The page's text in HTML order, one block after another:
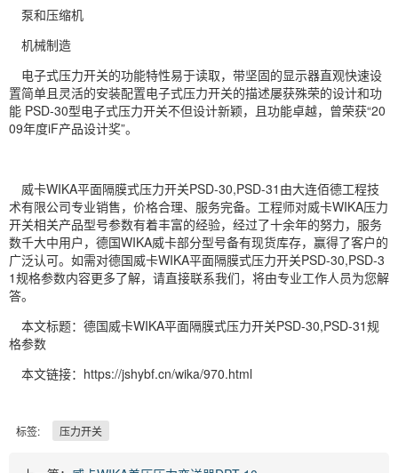
泵和压缩机
机械制造
电子式压力开关的功能特性易于读取，带坚固的显示器直观快速设
置简单且灵活的安装配置电子式压力开关的描述屡获殊荣的设计和功
能 PSD-30型电子式压力开关不但设计新颖，且功能卓越，曾荣获“20
09年度iF产品设计奖”。
威卡WIKA平面隔膜式压力开关PSD-30,PSD-31由大连佰德工程技
术有限公司专业销售，价格合理、服务完备。工程师对威卡WIKA压力
开关相关产品型号参数有着丰富的经验，经过了十余年的努力，服务
数千大中用户，德国WIKA威卡部分型号备有现货库存，赢得了客户的
广泛认可。如需对德国威卡WIKA平面隔膜式压力开关PSD-30,PSD-3
1规格参数内容更多了解，请直接联系我们，将由专业工作人员为您解
答。
本文标题：德国威卡WIKA平面隔膜式压力开关PSD-30,PSD-31规
格参数
本文链接：https://jshybf.cn/wika/970.html
标签: 压力开关